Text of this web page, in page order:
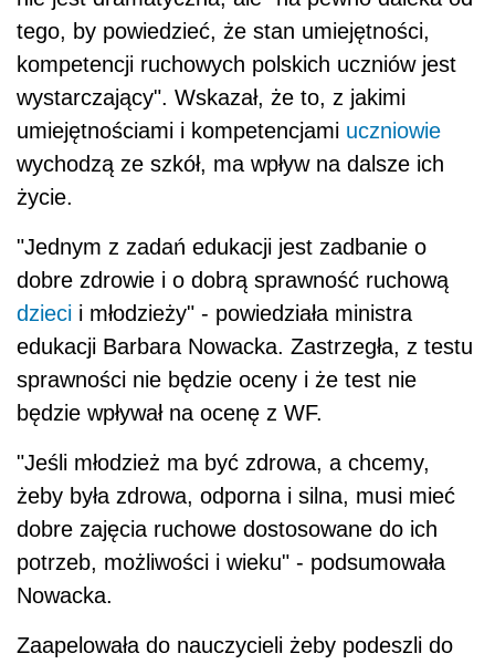
tego, by powiedzieć, że stan umiejętności,
kompetencji ruchowych polskich uczniów jest
wystarczający". Wskazał, że to, z jakimi
umiejętnościami i kompetencjami uczniowie
wychodzą ze szkół, ma wpływ na dalsze ich
życie.
"Jednym z zadań edukacji jest zadbanie o
dobre zdrowie i o dobrą sprawność ruchową
dzieci i młodzieży" - powiedziała ministra
edukacji Barbara Nowacka. Zastrzegła, z testu
sprawności nie będzie oceny i że test nie
będzie wpływał na ocenę z WF.
"Jeśli młodzież ma być zdrowa, a chcemy,
żeby była zdrowa, odporna i silna, musi mieć
dobre zajęcia ruchowe dostosowane do ich
potrzeb, możliwości i wieku" - podsumowała
Nowacka.
Zaapelowała do nauczycieli żeby podeszli do